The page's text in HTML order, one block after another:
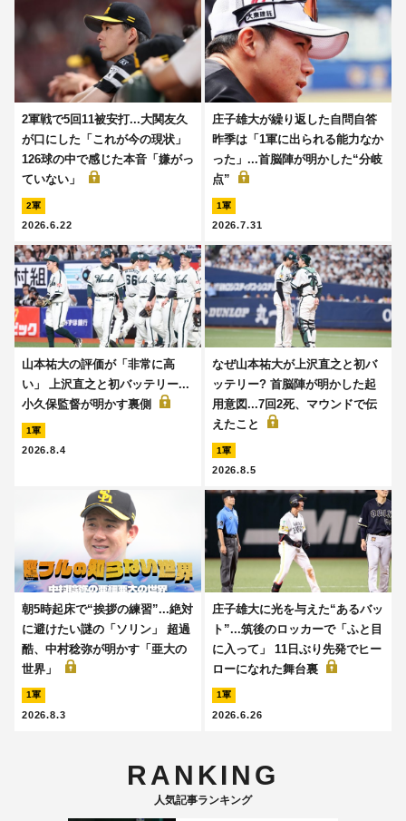
2軍戦で5回11被安打...大関友久
が口にした「これが今の現状」
126球の中で感じた本音「嫌がっ
ていない」
2軍
2026.6.22
庄子雄大が繰り返した自問自答
昨季は「1軍に出られる能力なか
った」...首脳陣が明かした“分岐
点”
1軍
2026.7.31
山本祐大の評価が「非常に高
い」 上沢直之と初バッテリー...
小久保監督が明かす裏側
1軍
2026.8.4
なぜ山本祐大が上沢直之と初バ
ッテリー? 首脳陣が明かした起
用意図...7回2死、マウンドで伝
えたこと
1軍
2026.8.5
朝5時起床で“挨拶の練習”...絶対
に避けたい謎の「ソリン」 超過
酷、中村稔弥が明かす「亜大の
世界」
1軍
2026.8.3
庄子雄大に光を与えた“あるバッ
ト”...筑後のロッカーで「ふと目
に入って」 11日ぶり先発でヒー
ローになれた舞台裏
1軍
2026.6.26
RANKING
人気記事ランキング